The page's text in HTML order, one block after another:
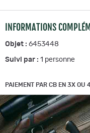
INFORMATIONS
Objet : 6453448
Suivi par : 1 personne
PAIEMENT PAR CB EN 3X OU